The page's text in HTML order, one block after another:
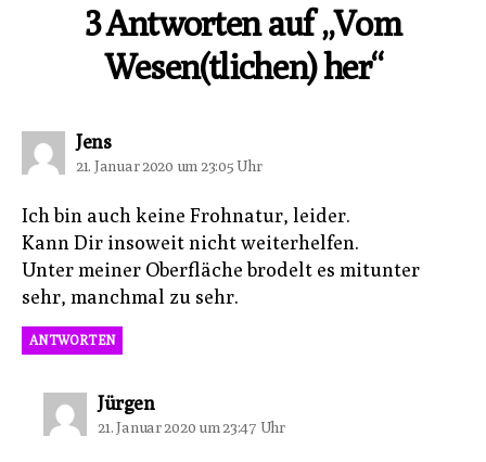
3 Antworten auf „Vom
Wesen(tlichen) her“
Jenssagt:
21. Januar 2020 um 23:05 Uhr
Ich bin auch keine Frohnatur, leider.
Kann Dir insoweit nicht weiterhelfen.
Unter meiner Oberfläche brodelt es mitunter
sehr, manchmal zu sehr.
ANTWORTEN
Jürgensagt:
21. Januar 2020 um 23:47 Uhr